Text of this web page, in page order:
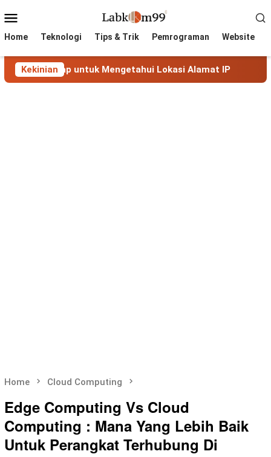
to
Menu
Home Teknologi Tips & Trik Pemrograman Website
Kekinian
untuk Mengetahui Lokasi Alamat IP MaxMind
Home Cloud Computing
Edge Computing Vs Cloud
Computing : Mana Yang Lebih Baik
Untuk Perangkat Terhubung Di